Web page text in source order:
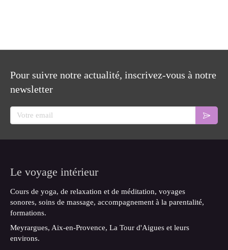
Pour suivre notre actualité, inscrivez-vous à notre
newsletter
Votre email
Le voyage intérieur
Cours de yoga, de relaxation et de méditation, voyages
sonores, soins de massage, accompagnement à la parentalité,
formations.
Meyrargues, Aix-en-Provence, La Tour d'Aigues et leurs
environs.